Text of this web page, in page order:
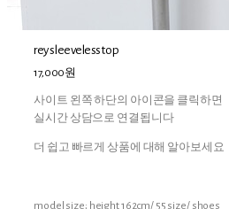
rey sleeveless top
17,000원
사이트 왼쪽 하단의 아이콘을 클릭하면
실시간 상담으로 연결됩니다
더 쉽고 빠르게 상품에 대해 알아보세요
model size; height 162cm/ 55 size/ shoes